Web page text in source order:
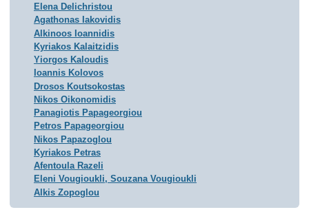
Elena Delichristou
Agathonas Iakovidis
Alkinoos Ioannidis
Kyriakos Kalaitzidis
Yiorgos Kaloudis
Ioannis Kolovos
Drosos Koutsokostas
Nikos Oikonomidis
Panagiotis Papageorgiou
Petros Papageorgiou
Nikos Papazoglou
Kyriakos Petras
Afentoula Razeli
Eleni Vougioukli, Souzana Vougioukli
Alkis Zopoglou